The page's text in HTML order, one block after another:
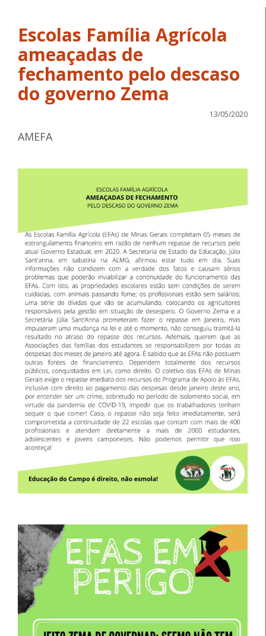
Escolas Família Agrícola
ameaçadas de
fechamento pelo descaso
do governo Zema
13/05/2020
AMEFA